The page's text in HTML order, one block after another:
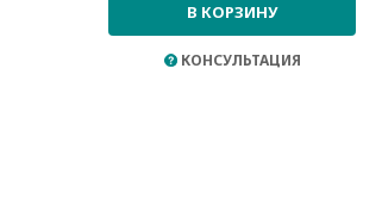
В КОРЗИНУ
КОНСУЛЬТАЦИЯ